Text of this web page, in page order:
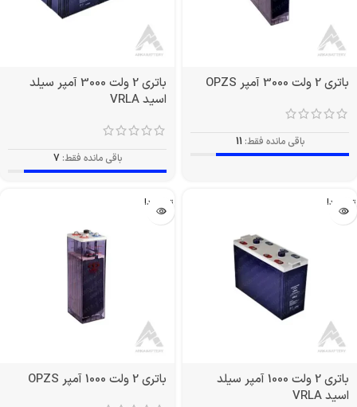
باتری 2 ولت 3000 آمپر OPZS
باقی مانده فقط: 11
باتری 2 ولت 3000 آمپر سیلد
اسید VRLA
باقی مانده فقط: 7
تمام شد!
باتری 2 ولت 1000 آمپر سیلد
اسید VRLA
تمام شد!
باتری 2 ولت 1000 آمپر OPZS